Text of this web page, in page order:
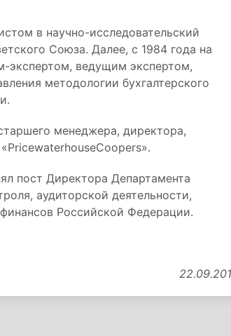
в научно-исследовательский
Союза. Далее, с 1984 года на
экспертом, ведущим экспертом,
методологии бухгалтерского
менеджера, директора,
пост Директора Департамента
аудиторской деятельности,
Российской Федерации.